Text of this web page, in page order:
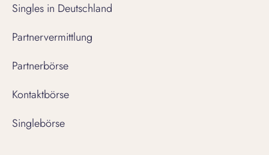
Singles in Deutschland
Partnervermittlung
Partnerbörse
Kontaktbörse
Singlebörse